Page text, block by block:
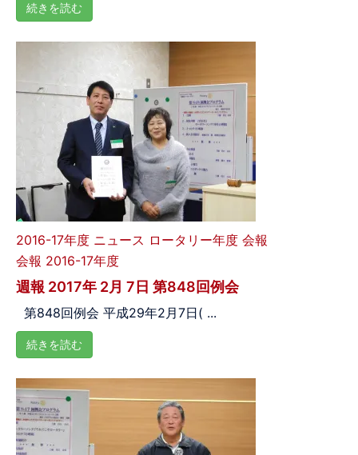
続きを読む
2016-17年度 ニュース ロータリー年度 会報
会報 2016-17年度
週報 2017年 2月 7日 第848回例会
第848回例会 平成29年2月7日( ...
続きを読む